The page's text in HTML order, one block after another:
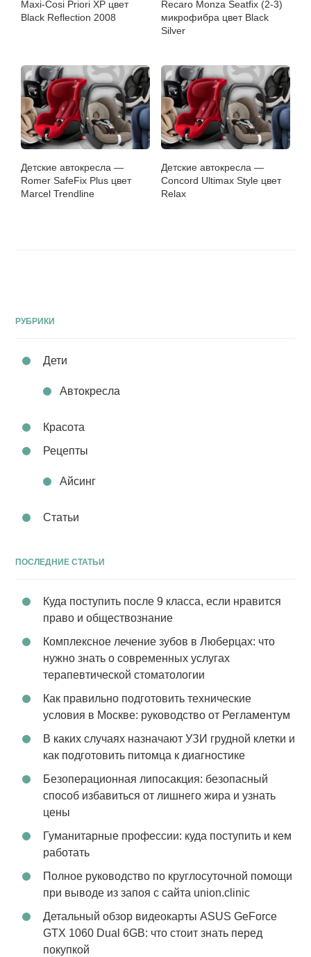
Maxi-Cosi Priori XP цвет
Black Reflection 2008
Recaro Monza Seatfix (2-3)
микрофибра цвет Black
Silver
Детские автокресла —
Romer SafeFix Plus цвет
Marcel Trendline
Детские автокресла —
Concord Ultimax Style цвет
Relax
РУБРИКИ
Дети
Автокресла
Красота
Рецепты
Айсинг
Статьи
ПОСЛЕДНИЕ СТАТЬИ
Куда поступить после 9 класса, если нравится
право и обществознание
Комплексное лечение зубов в Люберцах: что
нужно знать о современных услугах
терапевтической стоматологии
Как правильно подготовить технические
условия в Москве: руководство от Регламентум
В каких случаях назначают УЗИ грудной клетки и
как подготовить питомца к диагностике
Безоперационная липосакция: безопасный
способ избавиться от лишнего жира и узнать
цены
Гуманитарные профессии: куда поступить и кем
работать
Полное руководство по круглосуточной помощи
при выводе из запоя с сайта union.clinic
Детальный обзор видеокарты ASUS GeForce
GTX 1060 Dual 6GB: что стоит знать перед
покупкой